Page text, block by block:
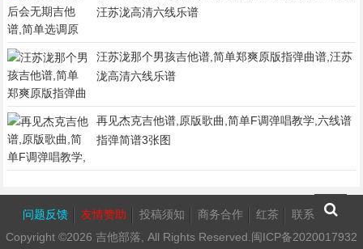
汪苏泷高清六线乐谱
汪苏泷那个男孩吉他谱,简单郑爽原版指弹曲谱,汪苏
泷高清六线乐谱
再见杰克吉他谱,原版歌曲,简单F调弹唱教学,六线谱
指弹简谱3张图
问题反馈 友情赞助 投稿须知 商务合作 红茶
联系我们
Copyright ©2026 吉他部落 , All Rights Reserved. 闽ICP备2020017932